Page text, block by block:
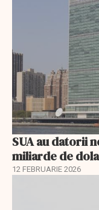
SUA au datorii
miliarde de
12 FEBRUARIE 2026